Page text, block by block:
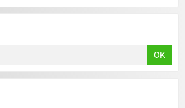
OK